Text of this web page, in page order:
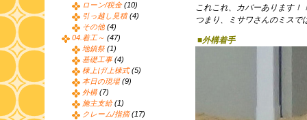
これこれ、カバーあります！
つまり、ミサワさんのミスで
■外構着手
ローン/税金(10)
引っ越し見積(4)
その他 (4)
04.着工～ (47)
地鎮祭 (1)
基礎工事(4)
棟上げ/上棟式(5)
本日の現場(9)
外構(7)
施主支給(1)
クレーム/指摘(17)